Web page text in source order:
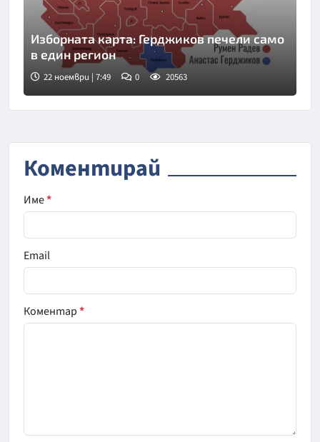
Изборната карта: Герджиков печели само
в един регион
22 ноември | 7:49 0 20563
Коментирай
Име*
Email
Коментар*